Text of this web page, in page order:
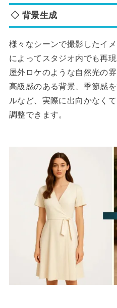
◇ 背景生成
様々なシーンで撮影したイ
によってスタジオ内でも再
屋外ロケのような自然光の
高級感のある背景、季節感
ルなど、実際に出向かなく
調整できます。